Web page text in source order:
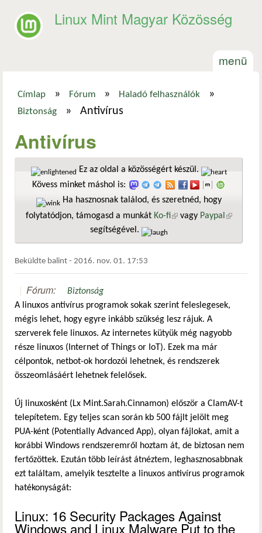
Linux Mint Magyar Közösség
menü
Jelenlegi hely
Címlap » Fórum » Haladó felhasználók »
Biztonság » Antivírus
Antivírus
Ez az oldal a közösségért készül.
Kövess minket máshol is:
Ha hasznosnak találod, és szeretnéd, hogy
folytatódjon, támogasd a munkát Ko-fi(külső hivatkozás)
vagy Paypal
segítségével.
Beküldte balint - 2016. nov. 01. 17:53
Fórum:
Biztonság
A linuxos antivírus programok sokak szerint feleslegesek,
mégis lehet, hogy egyre inkább szükség lesz rájuk. A
szerverek fele linuxos. Az internetes kütyük még nagyobb
része linuxos (Internet of Things or IoT). Ezek ma már
célpontok, netbot-ok hordozói lehetnek, és rendszerek
összeomlásáért lehetnek felelősek.
Új linuxosként (Lx Mint.Sarah.Cinnamon) először a ClamAV-t
telepítetem. Egy teljes scan során kb 500 fájlt jelölt meg
PUA-ként (Potentially Advanced App), olyan fájlokat, amit a
korábbi Windows rendszeremről hoztam át, de biztosan nem
fertőzöttek. Ezután több leírást átnéztem, leghasznosabbnak
ezt találtam, amelyik tesztelte a linuxos antivírus programok
hatékonyságát:
Linux: 16 Security Packages Against
Windows and Linux Malware Put to the